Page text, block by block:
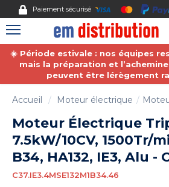
Paiement sécurisé
☀️ Période estivale : nos équipes
mais la préparation et
peuvent être lérègement
Accueil Moteur électrique
Moteur Électrique
7.5kW/10CV, 1500Tr/
B34, HA132, IE3, Alu -
C37.IE3.4MSE132M1B34.46
Gestion des cookies